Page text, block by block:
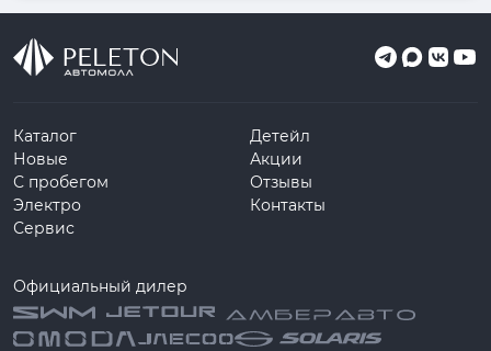
Каталог
Новые
С пробегом
Электро
Сервис
Детейл
Акции
Отзывы
Контакты
Официальный дилер